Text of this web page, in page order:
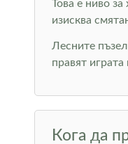
Това е ниво
изисква
Лесните
правят
Кога да